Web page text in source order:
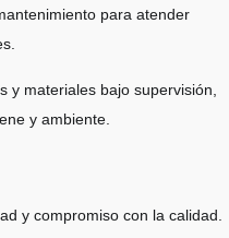
para atender
y materiales bajo supervisión,
y ambiente.
y compromiso con la calidad.